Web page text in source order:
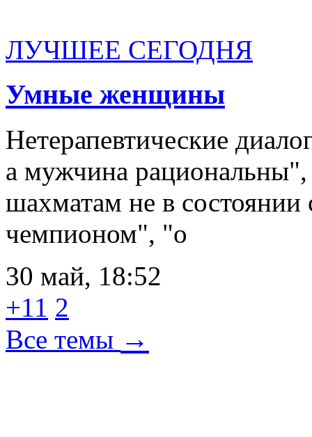
ЛУЧШЕЕ СЕГОДНЯ
Умные женщины
Нетерапевтические
а мужчина
шахматам не в состоянии
чемпионом", "о
30 май, 18:52
+11 2
Все темы →